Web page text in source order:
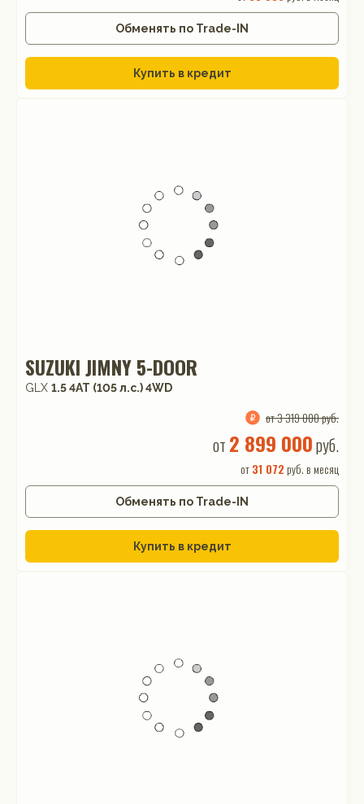
Обменять по Trade-IN
Купить в кредит
SUZUKI JIMNY 5-DOOR
GLX 1.5 4AT (105 л.с.) 4WD
от 3 319 000 руб.
от 2 899 000руб.
от31 072 руб. в месяц
Обменять по Trade-IN
Купить в кредит